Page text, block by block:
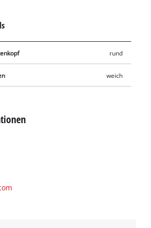
werden. Geliefert wird eine
rund
weich